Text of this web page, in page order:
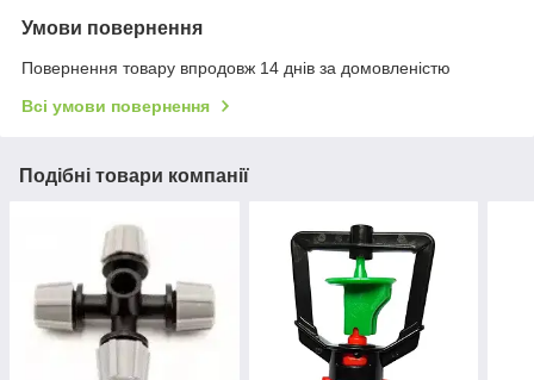
Умови повернення
Повернення товару впродовж 14 днів за домовленістю
Всі умови повернення
Подібні товари компанії